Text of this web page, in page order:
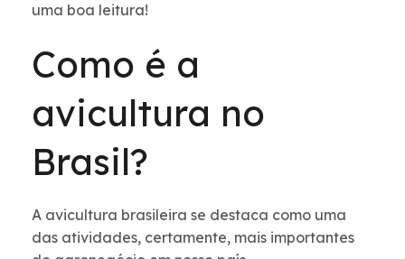
uma boa leitura!
Como é a
avicultura no
Brasil?
A avicultura brasileira se destaca como uma
das atividades, certamente, mais importantes